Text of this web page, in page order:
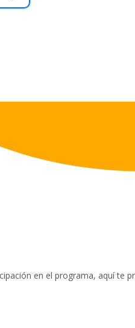
en el programa, aquí te